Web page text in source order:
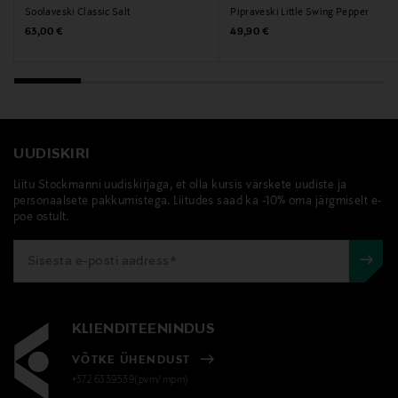
Bruksgatan 1, 33393 Skeppshult, Sweden
vürtside hoidmine, Skeppshult
Soolaveski Classic Salt
Original Price
63,00 €
Pipraveski Little Swing Pepper
Original Price
49,90 €
UUDISKIRI
Liitu Stockmanni uudiskirjaga, et olla kursis värskete uudiste ja
personaalsete pakkumistega. Liitudes saad ka -10% oma järgmiselt e-
poe ostult.
KLIENDITEENINDUS
VÕTKE ÜHENDUST
+372 6339539(pvm/mpm)